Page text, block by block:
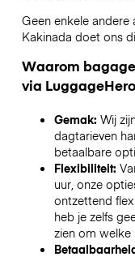
Geen enkele
Kakinada doet ons
Waarom
via
Gemak: Wij
dagtarieven
betaalbare
Flexibiliteit:
uur, onze
ontzettend
heb je zelfs
zien om